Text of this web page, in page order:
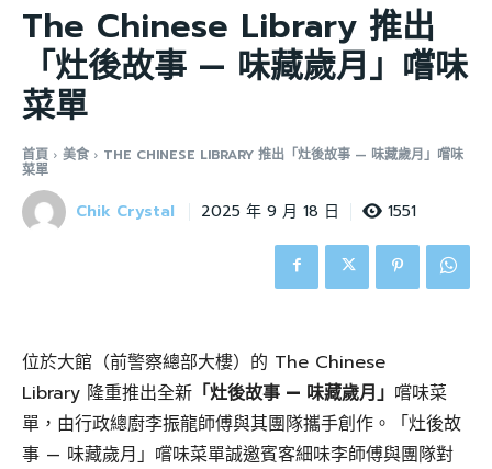
The Chinese Library 推出
「灶後故事 — 味藏歲月」嚐味
菜單
首頁 美食 THE CHINESE LIBRARY 推出「灶後故事 — 味藏歲月」嚐味
菜單
Chik Crystal 2025 年 9 月 18 日 1551
位於大館（前警察總部大樓）的 The Chinese
Library 隆重推出全新 「灶後故事 — 味藏歲月」 嚐味菜
單，由行政總廚李振龍師傅與其團隊攜手創作。「灶後故
事 — 味藏歲月」嚐味菜單誠邀賓客細味李師傅與團隊對